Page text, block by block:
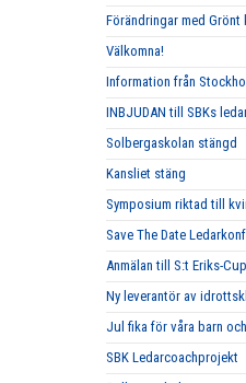
Förändringar med
Välkomna!
Information från
INBJUDAN till SBKs
Solbergaskolan stängd
Kansliet stäng
Symposium riktad till
Save The Date
Anmälan till S:t Eriks-
Ny leverantör av
Jul fika för våra barn
SBK Ledarcoachprojekt